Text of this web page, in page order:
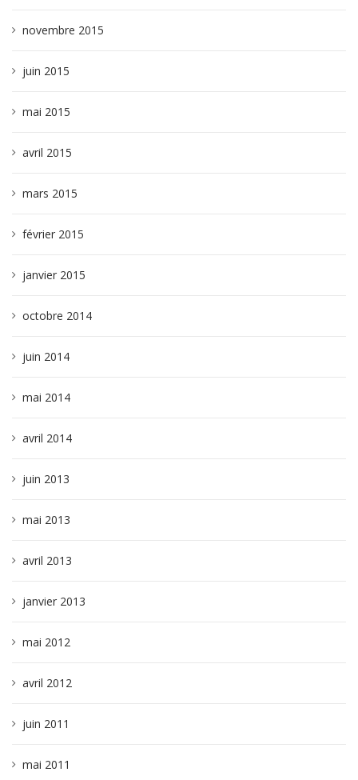
novembre 2015
juin 2015
mai 2015
avril 2015
mars 2015
février 2015
janvier 2015
octobre 2014
juin 2014
mai 2014
avril 2014
juin 2013
mai 2013
avril 2013
janvier 2013
mai 2012
avril 2012
juin 2011
mai 2011